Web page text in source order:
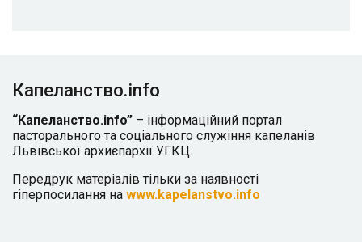
Капеланство.info
“Капеланство.info” – інформаційний портал
пасторального та соціального служіння капеланів
Львівської архиєпархії УГКЦ.
Передрук матеріалів тільки за наявності
гіперпосилання на www.kapelanstvo.info